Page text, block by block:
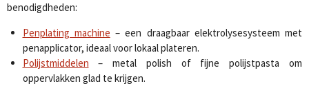
benodigdheden:
Penplating machine – een draagbaar elektrolysesysteem met
penapplicator, ideaal voor lokaal plateren.
Polijstmiddelen – metal polish of fijne polijstpasta om
oppervlakken glad te krijgen.